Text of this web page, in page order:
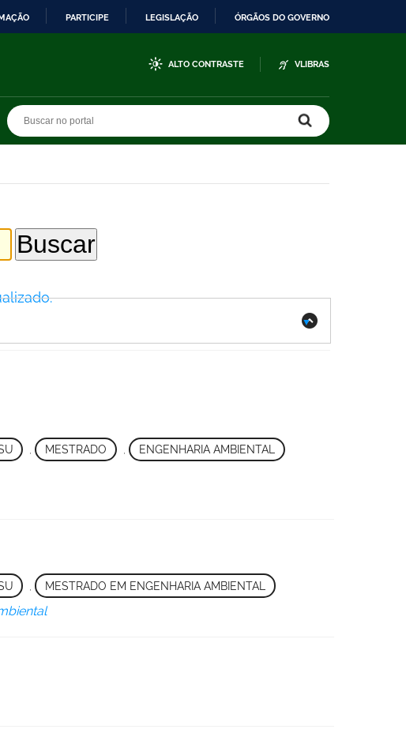
PARTICIPE LEGISLAÇÃO ÓRGÃOS DO GOVERNO
ALTO CONTRASTE VLIBRAS
, MESTRADO , ENGENHARIA AMBIENTAL
, MESTRADO EM ENGENHARIA AMBIENTAL